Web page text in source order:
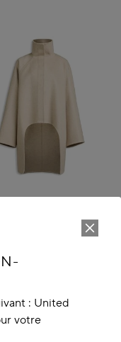
: United
votre